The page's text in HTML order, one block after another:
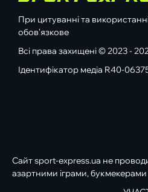
При цитуванні та
обов'язкове
Всі права захищені © 2023 -
Ідентифікатор медіа R40-
Сайт sport-express.ua не
азартними іграми, букмекерами